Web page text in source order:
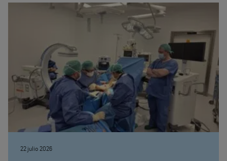
22 julio 2026